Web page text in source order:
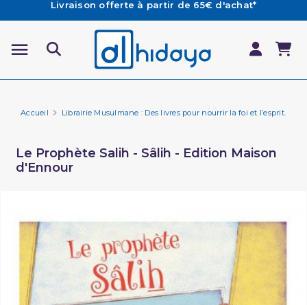
Les Commandes passées avant 15h (lun au Vend)
sont préparées et expédiées le jour même
Besoin d'aide ? Retrouvez notre FAQ
Livraison offerte à partir de 65€ d'achat*
Accueil Librairie Musulmane : Des livres pour nourrir la foi et l’esprit.
Le Prophète Salih - Sâlih - Edition Maison
d'Ennour